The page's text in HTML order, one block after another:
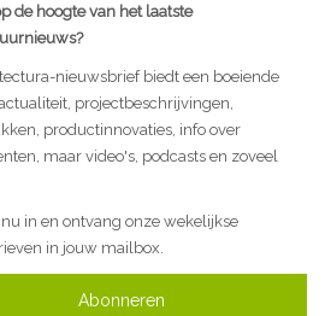
de hoogte van het laatste
nieuwsbrief biedt een boeiende
projectbeschrijvingen,
productinnovaties, info over
maar video's, podcasts en zoveel
in en ontvang onze wekelijkse
in jouw mailbox.
Abonneren